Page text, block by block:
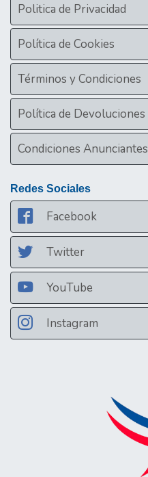
Politica de Privacidad
Política de Cookies
Términos y Condiciones
Política de Devoluciones
Condiciones Anunciantes
Redes Sociales
Facebook
Twitter
YouTube
Instagram